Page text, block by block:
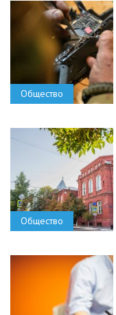
Общество
Общество